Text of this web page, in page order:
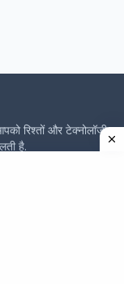
रिश्तों और टेक्नोलॉजी
है.